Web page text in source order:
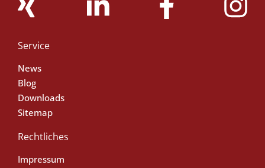
Service
News
Blog
Downloads
Sitemap
Rechtliches
Impressum